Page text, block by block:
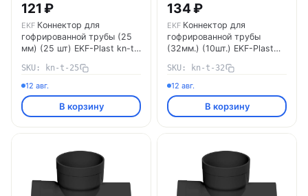
121 ₽
EKF Коннектор для
гофрированной трубы (25
мм) (25 шт) EKF-Plast kn-t-
SKU: kn-t-25
12 авг.
В корзину
134 ₽
EKF Коннектор для
гофрированной трубы
(32мм.) (10шт.) EKF-Plast
SKU: kn-t-32
12 авг.
В корзину